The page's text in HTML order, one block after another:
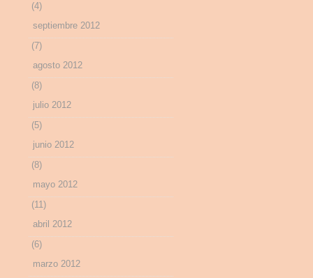
(4)
septiembre 2012
(7)
agosto 2012
(8)
julio 2012
(5)
junio 2012
(8)
mayo 2012
(11)
abril 2012
(6)
marzo 2012